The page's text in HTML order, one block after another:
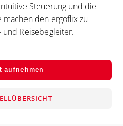
Steuerung und die
den ergoflix zu
Reisebegleiter.
aufnehmen